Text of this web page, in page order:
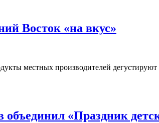
Восток «на вкус»
местных производителей дегустируют
«Праздник